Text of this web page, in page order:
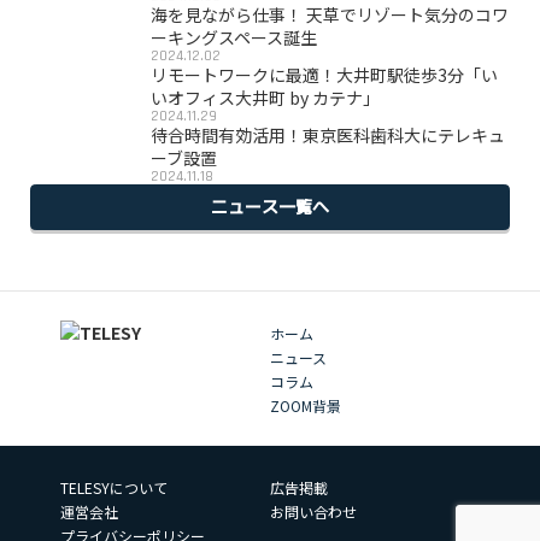
海を見ながら仕事！ 天草でリゾート気分のコワ
ーキングスペース誕生
2024.12.02
リモートワークに最適！大井町駅徒歩3分「い
いオフィス大井町 by カテナ」
2024.11.29
待合時間有効活用！東京医科歯科大にテレキュ
ーブ設置
2024.11.18
ニュース一覧へ
ホーム
ニュース
コラム
ZOOM背景
TELESYについて
広告掲載
運営会社
お問い合わせ
プライバシーポリシー